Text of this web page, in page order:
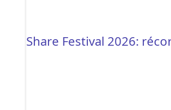
Share Festival 2026: